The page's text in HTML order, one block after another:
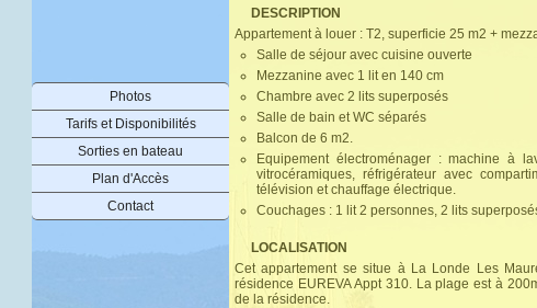
Photos
Tarifs et Disponibilités
Sorties en bateau
Plan d'Accès
Contact
DESCRIPTION
Appartement à louer : T2, superficie 25 m2 +
Salle de séjour avec cuisine ouverte
Mezzanine avec 1 lit en 140 cm
Chambre avec 2 lits superposés
Salle de bain et WC séparés
Balcon de 6 m2.
Equipement électroménager : machine à
vitrocéramiques, réfrigérateur avec
télévision et chauffage électrique.
Couchages : 1 lit 2 personnes, 2 lits
LOCALISATION
Cet appartement se situe à La Londe Les
résidence EUREVA Appt 310. La plage est à
de la résidence.